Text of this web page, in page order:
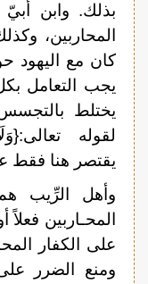
بذلك. وابن أبيّ
المحاربين،
كان مع اليهود
يجب التعامل
يختلط
يقتصر هنا فقط
وأهل الرِّيب
المحـاربين
على الكفار
ومنع الضرر